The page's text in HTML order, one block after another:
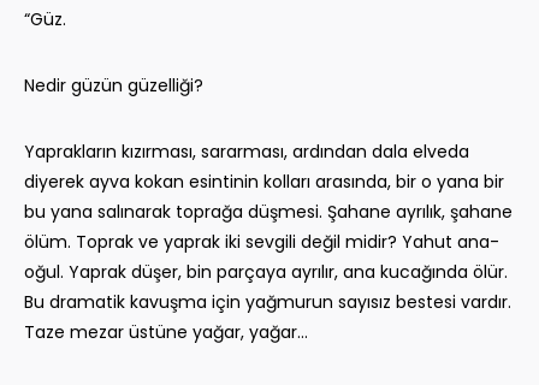
“Güz.
Nedir güzün güzelliği?
Yaprakların kızırması, sararması, ardından dala elveda
diyerek ayva kokan esintinin kolları arasında, bir o yana bir
bu yana salınarak toprağa düşmesi. Şahane ayrılık, şahane
ölüm. Toprak ve yaprak iki sevgili değil midir? Yahut ana-
oğul. Yaprak düşer, bin parçaya ayrılır, ana kucağında ölür.
Bu dramatik kavuşma için yağmurun sayısız bestesi vardır.
Taze mezar üstüne yağar, yağar...